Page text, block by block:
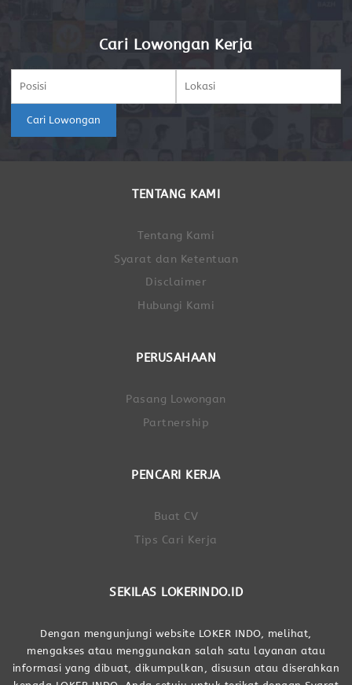
Cari Lowongan Kerja
Cari Lowongan
TENTANG KAMI
Tentang Kami
Syarat dan Ketentuan
Disclaimer
Hubungi Kami
PERUSAHAAN
Pasang Lowongan
Partnership
PENCARI KERJA
Buat CV
Tips Cari Kerja
SEKILAS LOKERINDO.ID
Dengan mengunjungi website LOKER INDO, melihat,
mengakses atau menggunakan salah satu layanan atau
informasi yang dibuat, dikumpulkan, disusun atau diserahkan